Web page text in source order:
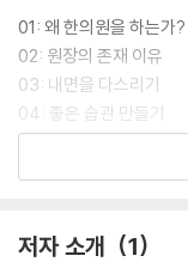
01: 왜 한의원을 하는가?
02: 원장의 존재 이유
03: 내면을 다스리기
04: 좋은 습관 만들기
05: 아는 것이 힘이다
2장 환자론
저자 소개 1